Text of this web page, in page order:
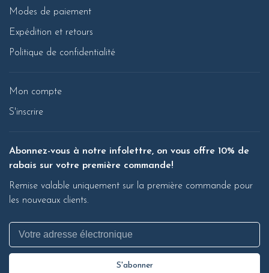
Modes de paiement
Expédition et retours
Politique de confidentialité
Mon compte
S'inscrire
Abonnez-vous à notre infolettre, on vous offre 10% de
rabais sur votre première commande!
Remise valable uniquement sur la première commande pour
les nouveaux clients.
S'abonner